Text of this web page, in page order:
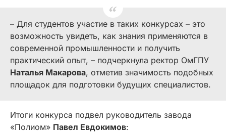
– Для студентов участие в таких конкурсах – это
возможность увидеть, как знания применяются в
современной промышленности и получить
практический опыт, – подчеркнула ректор ОмГПУ
Наталья Макарова, отметив значимость подобных
площадок для подготовки будущих специалистов.
Итоги конкурса подвел руководитель завода
«Полиом» Павел Евдокимов: